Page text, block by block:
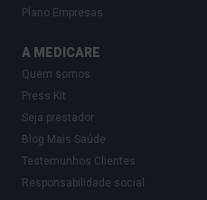
Primeiro e segundo
arterial geralmente cai e
meio da gravidez.
tensão arterial baixa e
Terceiro trimestre
: a
até à tensão arterial
Se a tensão ficar muito
Plano Empresas
A MEDICARE
Quem somos
Press Kit
Seja prestador
Blog Mais Saúde
Testemunhos Clientes
Responsabilidade social